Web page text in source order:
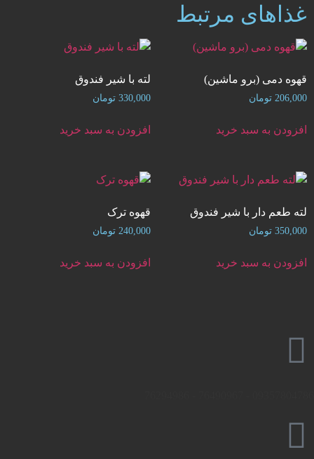
غذاهای مرتبط
قهوه دمی (برو ماشین)
206,000 تومان
افزودن به سبد خرید
لته با شیر فندوق
330,000 تومان
افزودن به سبد خرید
لته طعم دار با شیر فندوق
350,000 تومان
افزودن به سبد خرید
قهوه ترک
240,000 تومان
افزودن به سبد خرید